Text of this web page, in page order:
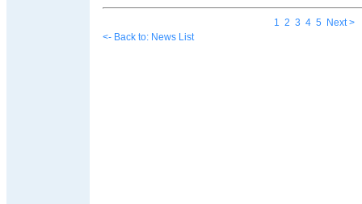
1 2 3 4 5
Next >
<- Back to: News List